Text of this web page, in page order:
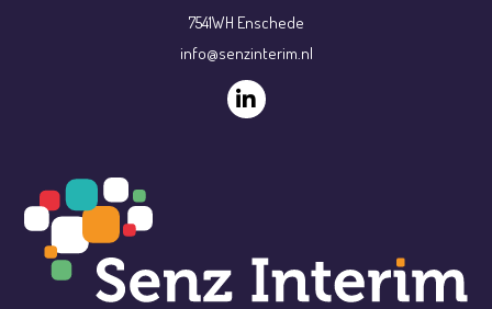
7541WH Enschede
info@senzinterim.nl